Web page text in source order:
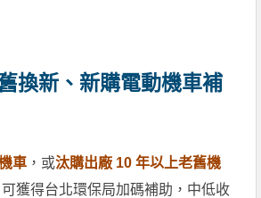
換新、新購電動機車補
車 ，或汰購出廠 10 年以上老舊機
獲得台北環保局加碼補助，中低收